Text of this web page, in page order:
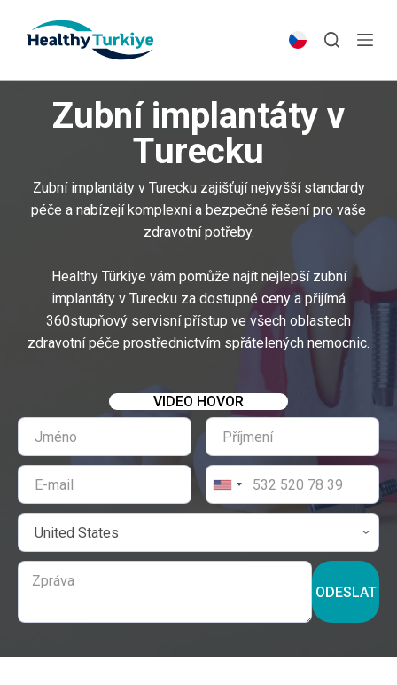
p
Zubní implantáty v
Turecku
Zubní implantáty v Turecku zajišťují nejvyšší standardy
péče a nabízejí komplexní a bezpečné řešení pro vaše
zdravotní potřeby.
Healthy Türkiye vám pomůže najít nejlepší zubní
implantáty v Turecku za dostupné ceny a přijímá
360stupňový servisní přístup ve všech oblastech
zdravotní péče prostřednictvím spřátelených nemocnic.
VIDEO HOVOR
ODESLAT